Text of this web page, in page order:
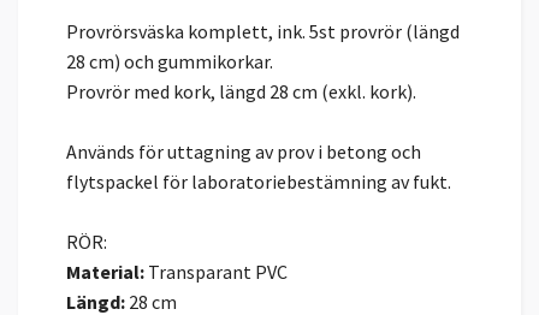
Provrörsväska komplett, ink. 5st provrör (längd
28 cm) och gummikorkar.
Provrör med kork, längd 28 cm (exkl. kork).
Används för uttagning av prov i betong och
flytspackel för laboratoriebestämning av fukt.
RÖR:
Material: Transparant PVC
Längd: 28 cm